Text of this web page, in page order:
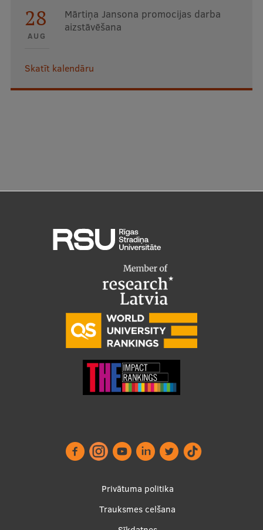
28
AUG
Mārtiņa Jansona promocijas darba
aizstāvēšana
Skatīt kalendāru
Privātuma politika
Trauksmes celšana